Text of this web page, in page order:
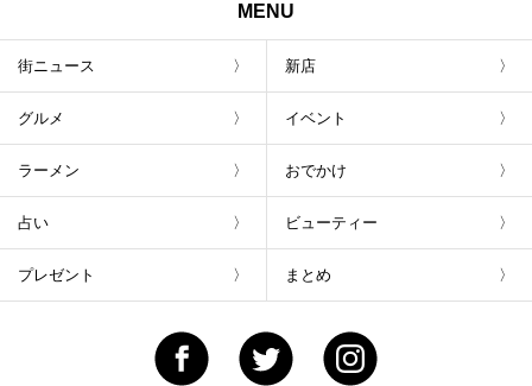
MENU
街ニュース 新店
グルメ イベント
ラーメン おでかけ
占い ビューティー
プレゼント まとめ